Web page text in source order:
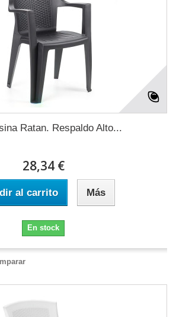
Ratan. Respaldo Alto...
28,34 €
al carrito Más
En stock